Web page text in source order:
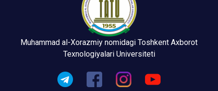
Muhammad al-Xorazmiy nomidagi Toshkent Axborot
Texnologiyalari Universiteti